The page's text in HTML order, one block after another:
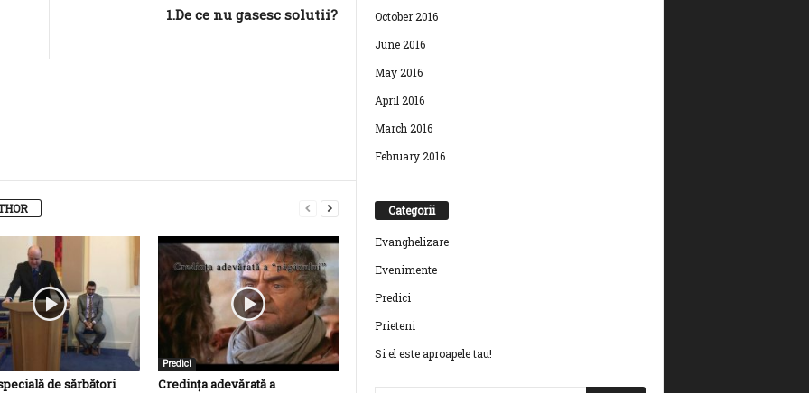
1.De ce nu gasesc solutii?
de sărbători
Predici
Credința adevărată a
October 2016
June 2016
May 2016
April 2016
March 2016
February 2016
Categorii
Evanghelizare
Evenimente
Predici
Prieteni
Si el este aproapele tau!